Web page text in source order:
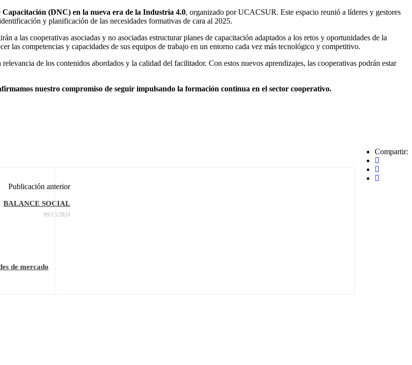
Capacitación (DNC) en la nueva era de la Industria 4.0, organizado por UCACSUR. Este espacio reunió a líderes y gestores
y planificación de las necesidades formativas de cara al 2025.
a las cooperativas asociadas y no asociadas estructurar planes de capacitación adaptados a los retos y oportunidades de la
las competencias y capacidades de sus equipos de trabajo en un entorno cada vez más tecnológico y competitivo.
de los contenidos abordados y la calidad del facilitador. Con estos nuevos aprendizajes, las cooperativas podrán estar
nuestro compromiso de seguir impulsando la formación continua en el sector cooperativo.
Compartir:
Publicación anterior
BALANCE SOCIAL
09/13/2024
de mercado